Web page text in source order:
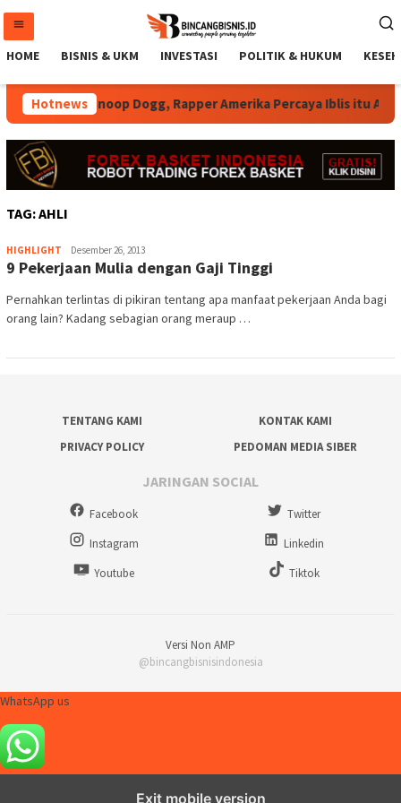
konten
HOME BISNIS & UKM INVESTASI POLITIK & HUKUM
HotnewsSnoop Dogg, Rapper Amerika Percaya Iblis itu
TAG:AHLI
HIGHLIGHT Agung
Yunianto.
SIP
Desember 26, 2013
9 Pekerjaan Mulia dengan Gaji Tinggi
Pernahkan terlintas di pikiran tentang apa manfaat pekerjaan Anda bagi
orang lain? Kadang sebagian orang meraup …
TENTANG KAMI
KONTAK KAMI
PRIVACY POLICY
PEDOMAN MEDIA SIBER
JARINGAN SOCIAL
Facebook
Twitter
Instagram
Linkedin
Youtube
Tiktok
Versi Non AMP
@bincangbisnisindonesia
WhatsApp us
Exit mobile version